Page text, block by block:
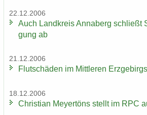
22.12.2006
Auch Land­kreis An­na­berg schließt
gung ab
21.12.2006
Flut­schä­den im Mitt­le­ren
18.12.2006
Chris­ti­an Mey­er­töns stellt im RPC